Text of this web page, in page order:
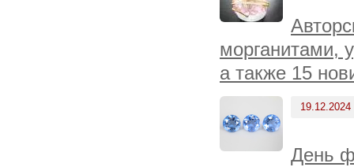
морганитами,
а также 15
19.12.2024
День